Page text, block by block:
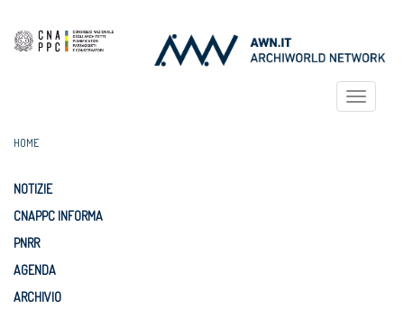
Toggle
HOME
NOTIZIE
CNAPPC INFORMA
PNRR
AGENDA
ARCHIVIO